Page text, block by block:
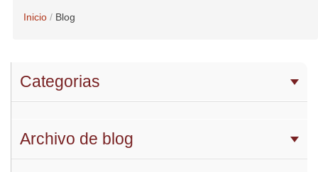
Inicio Blog
Categorias
Archivo de blog